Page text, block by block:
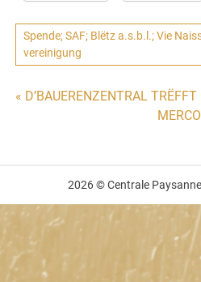
Spende; SAF; Blëtz a.s.b.l.; Vie
vereinigung
« D’BAUERENZENTRAL
2026 © Centrale